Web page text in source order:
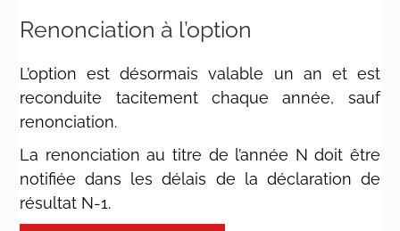
Renonciation à l’option
L’option est désormais valable un an et est
reconduite tacitement chaque année, sauf
renonciation.
La renonciation au titre de l’année N doit être
notifiée dans les délais de la déclaration de
résultat N-1.